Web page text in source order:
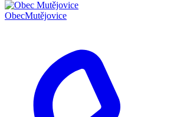
ObecMutějovice